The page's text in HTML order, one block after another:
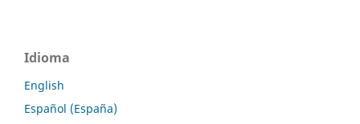
Idioma
English
Español (España)